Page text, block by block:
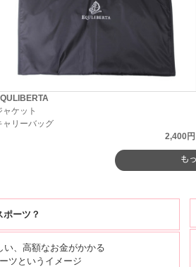
ャケット
ャリーバッグ
2,400円
ーツ？
、高額なお金がかかる
ツというイメージ